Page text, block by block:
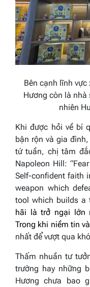
Bên cạnh lĩnh vực
Hương còn là nhà
nhiên
Khi được hỏi về bí
bận rộn và gia
tứ tuần, chị tâm
Napoleon Hill:
Self-confident faith
weapon which
tool which builds a
hãi là trở ngại lớn
Trong khi niềm tin
nhất để vượt qua
Thấm nhuần tư
trường hay những
Hương chưa bao